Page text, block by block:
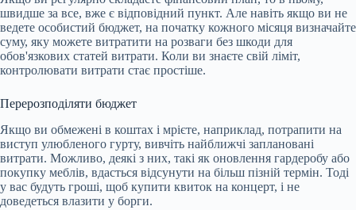
швидше за все, вже є відповідний пункт. Але навіть якщо ви не
ведете особистий бюджет, на початку кожного місяця визначайте
суму, яку можете витратити на розваги без шкоди для
обов'язкових статей витрати. Коли ви знаєте свій ліміт,
контролювати витрати стає простіше.
Перерозподіляти бюджет
Якщо ви обмежені в коштах і мрієте, наприклад, потрапити на
виступ улюбленого гурту, вивчіть найближчі заплановані
витрати. Можливо, деякі з них, такі як оновлення гардеробу або
покупку меблів, вдасться відсунути на більш пізній термін. Тоді
у вас будуть гроші, щоб купити квиток на концерт, і не
доведеться влазити у борги.